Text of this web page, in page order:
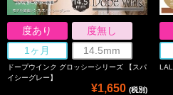
度あり
度無し
1ヶ月
14.5mm
ドープウインク グロッシーシリーズ 【スパ
イシーグレー】
¥1,650 (税別)